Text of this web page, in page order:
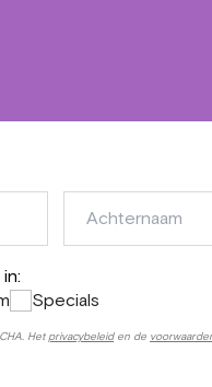
Specials
Het privacybeleiden de